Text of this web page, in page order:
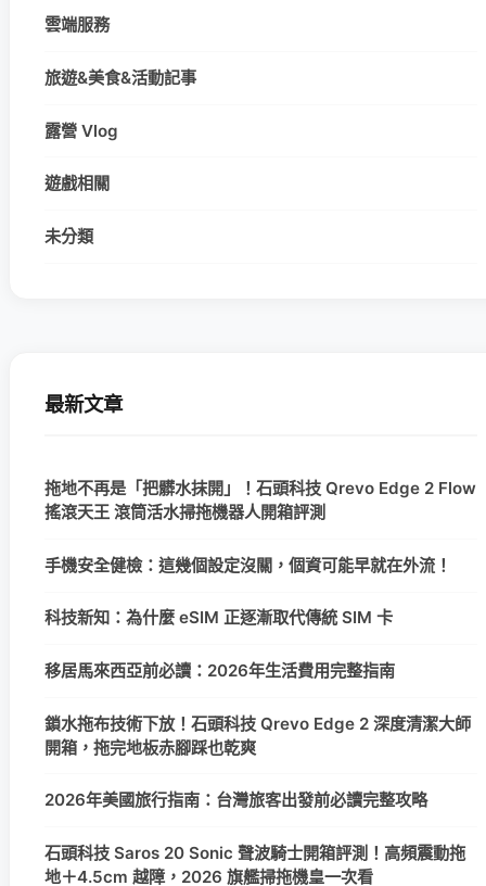
雲端服務
旅遊&美食&活動記事
露營 Vlog
遊戲相關
未分類
最新文章
拖地不再是「把髒水抹開」！石頭科技 Qrevo Edge 2 Flow
搖滾天王 滾筒活水掃拖機器人開箱評測
手機安全健檢：這幾個設定沒關，個資可能早就在外流！
科技新知：為什麼 eSIM 正逐漸取代傳統 SIM 卡
移居馬來西亞前必讀：2026年生活費用完整指南
鎖水拖布技術下放！石頭科技 Qrevo Edge 2 深度清潔大師
開箱，拖完地板赤腳踩也乾爽
2026年美國旅行指南：台灣旅客出發前必讀完整攻略
石頭科技 Saros 20 Sonic 聲波騎士開箱評測！高頻震動拖
地＋4.5cm 越障，2026 旗艦掃拖機皇一次看